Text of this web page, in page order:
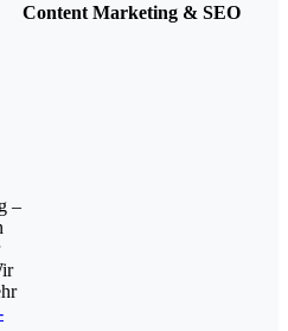
Content Marketing & SEO
–